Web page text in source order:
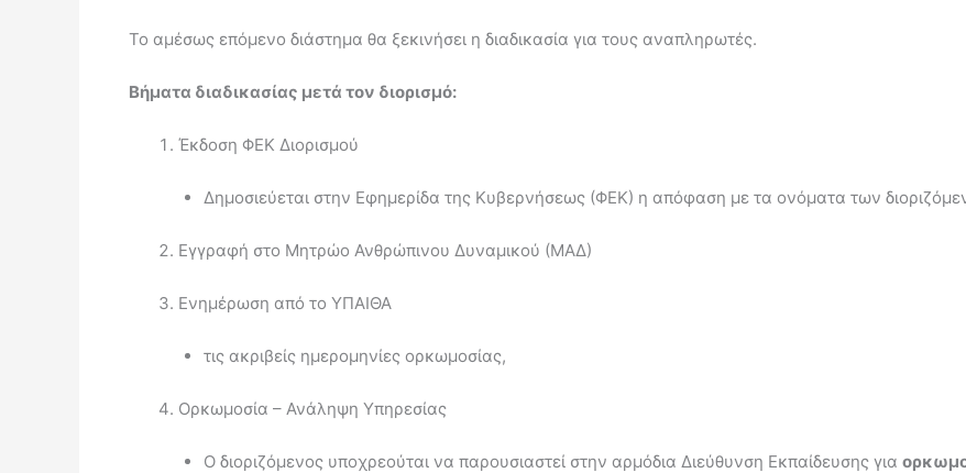
Το αμέσως επόμενο διάστημα θα ξεκινήσει η διαδικασία για τους αναπληρωτές.
Βήματα διαδικασίας μετά τον διορισμό:
Έκδοση ΦΕΚ Διορισμού
Δημοσιεύεται στην Εφημερίδα της Κυβερνήσεως (ΦΕΚ) η απόφαση με τα ονόματα των
Εγγραφή στο Μητρώο Ανθρώπινου Δυναμικού (ΜΑΔ)
Ενημέρωση από το ΥΠΑΙΘΑ
τις ακριβείς ημερομηνίες ορκωμοσίας,
Ορκωμοσία – Ανάληψη Υπηρεσίας
Ο διοριζόμενος υποχρεούται να παρουσιαστεί στην αρμόδια Διεύθυνση Εκπαίδευσης για